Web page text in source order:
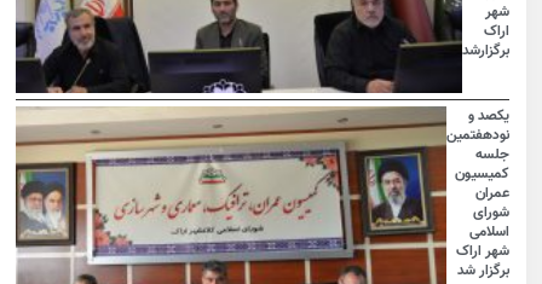
شهر
اراک
برگزارشد
یکصد و
نودهفتمین
جلسه
کمیسیون
عمران
شورای
اسلامی
شهر اراک
برگزار شد